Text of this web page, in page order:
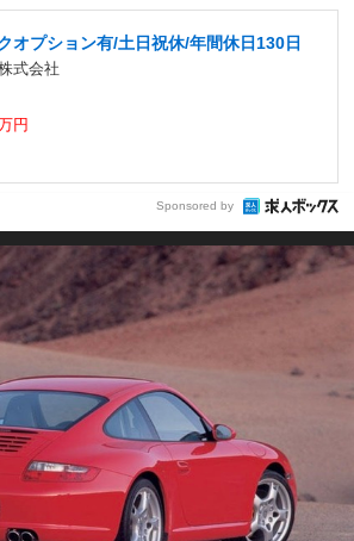
オプション有/土日祝休/年間休日130日
式会社
円
Sponsored by